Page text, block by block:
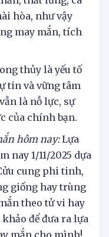
các phụ kiện như
thắt lưng, cà
hòa, như vậy
may mắn, tích
thủy là yếu tố
tin và vững tâm
là nỗ lực, sự
của chính bạn.
hôm nay:
Lựa
nay 1/11/2025 dựa
cung phi tinh,
giống hay trùng
theo tử vi hay